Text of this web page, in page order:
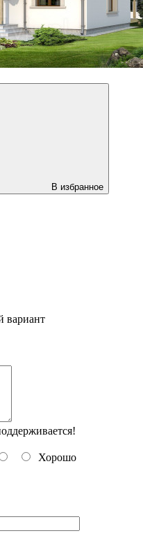
В избранное
вариант
Хорошо